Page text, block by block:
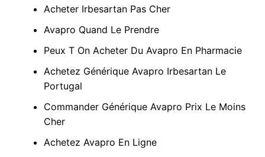
Acheter Irbesartan Pas Cher
Avapro Quand Le Prendre
Peux T On Acheter Du Avapro En Pharmacie
Achetez Générique Avapro Irbesartan Le
Portugal
Commander Générique Avapro Prix Le Moins
Cher
Achetez Avapro En Ligne